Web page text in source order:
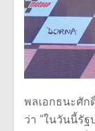
พลเอกธนะศัก
ว่า “ในวันนี้รั